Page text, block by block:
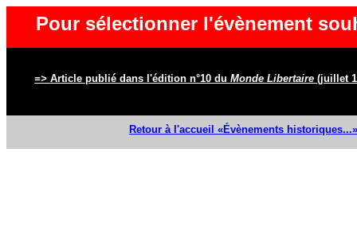
Pour sélectionner l'évènement
=>Article publié dans l'édition n°10 duMonde Libertaire (juillet
Retour à l'accueil «Évènements historiques...»